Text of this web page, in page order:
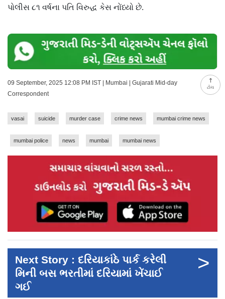
ટોચ
પોલીસ ૮૧ વર્ષના પતિ વિરુદ્ધ કેસ નોંધ્યો છે.
09 September, 2025 12:08 PM IST | Mumbai | Gujarati Mid-day
Correspondent
vasai suicide murder case crime news mumbai crime news
mumbai police news mumbai mumbai news
Next Story : દરિયાકાંઠે પાર્ક કરેલી
મિની બસ ભરતીમાં દરિયામાં ખેંચાઈ
ગઈ
>